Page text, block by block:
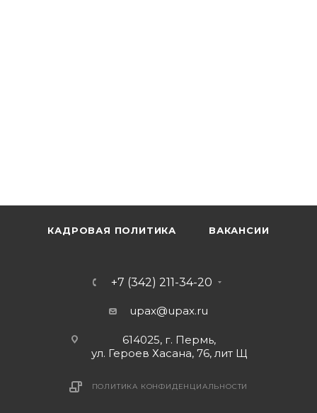
КАДРОВАЯ ПОЛИТИКА ВАКАНСИИ
+7 (342) 211-34-20
upax@upax.ru
614025, г. Пермь,
ул. Героев Хасана, 76, лит Щ
ПОЛИТИКА КОНФИДЕНЦИАЛЬНОСТИ